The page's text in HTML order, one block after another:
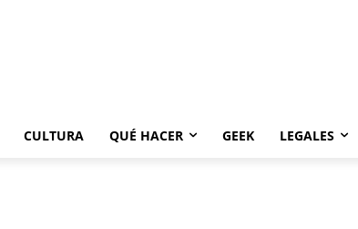
CULTURA QUÉ HACER GEEK LEGALES